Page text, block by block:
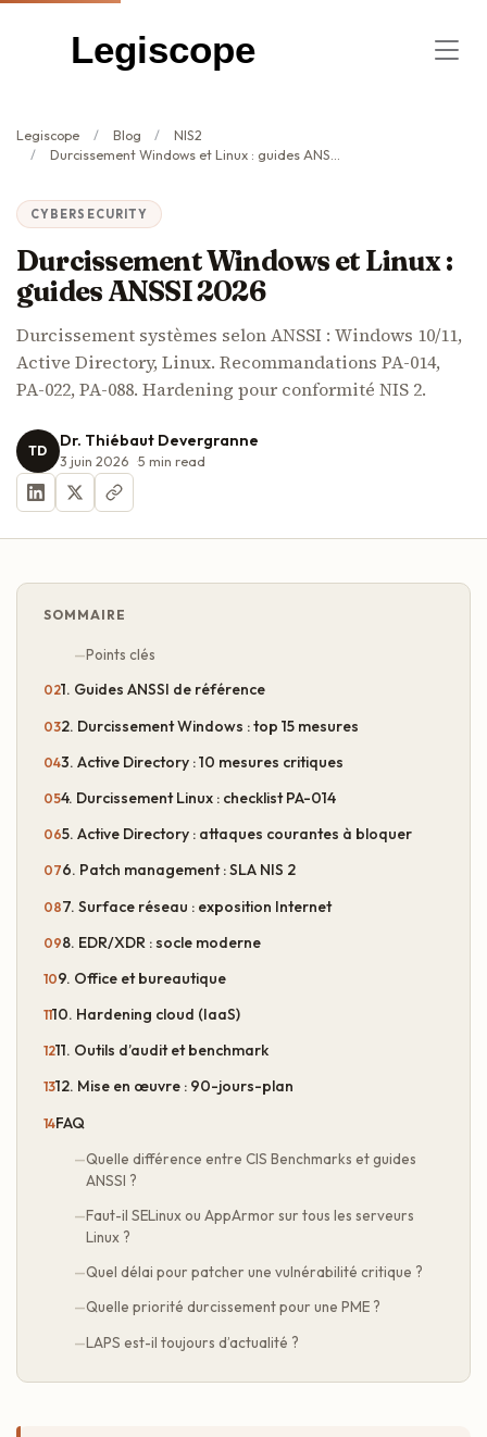
Legiscope
Legiscope Blog
NIS2
Durcissement Windows et Linux : guides ANSSI 2026
CYBERSECURITY
Durcissement Windows et Linux :
guides ANSSI 2026
Durcissement systèmes selon ANSSI : Windows 10/11,
Active Directory, Linux. Recommandations PA-014,
PA-022, PA-088. Hardening pour conformité NIS 2.
TD Dr. Thiébaut Devergranne
3 juin 2026 5 min read
SOMMAIRE
Points clés
1. Guides ANSSI de référence
2. Durcissement Windows : top 15 mesures
3. Active Directory : 10 mesures critiques
4. Durcissement Linux : checklist PA-014
5. Active Directory : attaques courantes à bloquer
6. Patch management : SLA NIS 2
7. Surface réseau : exposition Internet
8. EDR/XDR : socle moderne
9. Office et bureautique
10. Hardening cloud (IaaS)
11. Outils d’audit et benchmark
12. Mise en œuvre : 90-jours-plan
FAQ
Quelle différence entre CIS Benchmarks et guides
ANSSI ?
Faut-il SELinux ou AppArmor sur tous les serveurs
Linux ?
Quel délai pour patcher une vulnérabilité critique ?
Quelle priorité durcissement pour une PME ?
LAPS est-il toujours d’actualité ?